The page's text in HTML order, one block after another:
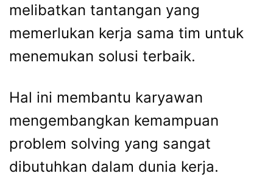
melibatkan tantangan yang
memerlukan kerja sama tim untuk
menemukan solusi terbaik.
Hal ini membantu karyawan
mengembangkan kemampuan
problem solving yang sangat
dibutuhkan dalam dunia kerja.